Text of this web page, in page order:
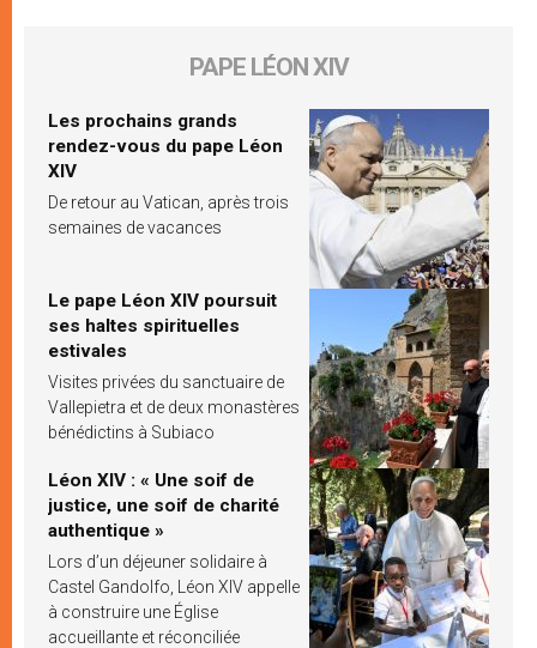
PAPE LÉON XIV
Les prochains grands
rendez-vous du pape Léon
XIV
De retour au Vatican, après trois
semaines de vacances
Le pape Léon XIV poursuit
ses haltes spirituelles
estivales
Visites privées du sanctuaire de
Vallepietra et de deux monastères
bénédictins à Subiaco
Léon XIV : « Une soif de
justice, une soif de charité
authentique »
Lors d’un déjeuner solidaire à
Castel Gandolfo, Léon XIV appelle
à construire une Église
accueillante et réconciliée